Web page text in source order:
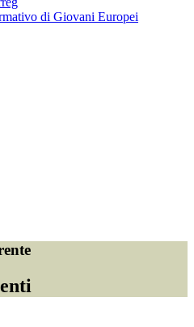
di Giovani Europei